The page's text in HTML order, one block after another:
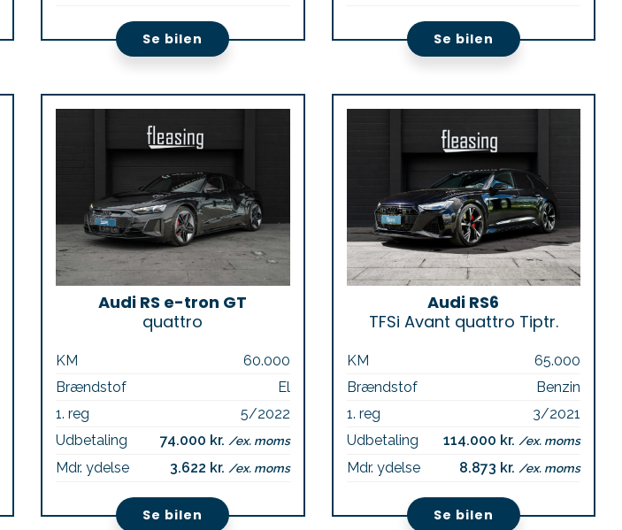
Se bilen Se bilen
Audi RS e-tron GT
quattro
KM
60.000
Brændstof
El
1. reg
5/2022
Udbetaling
74.000 kr. /ex. moms
Mdr. ydelse 3.622 kr. /ex. moms
Se bilen
Audi RS6
TFSi Avant quattro Tiptr.
KM
65.000
Brændstof
Benzin
1. reg
3/2021
Udbetaling
114.000 kr. /ex. moms
Mdr. ydelse 8.873 kr. /ex. moms
Se bilen